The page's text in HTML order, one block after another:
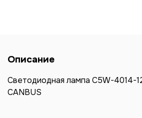
Описание
Светодиодная лампа C5W-4014-
CANBUS